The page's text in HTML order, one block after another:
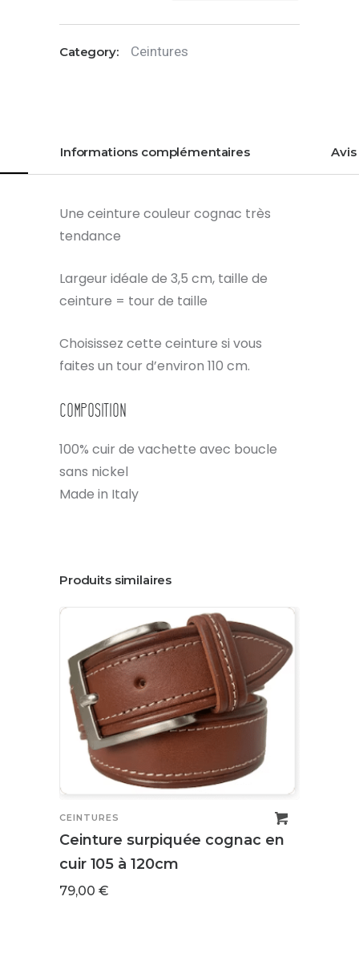
en
Category: Ceintures
Informations complémentaires Avis
Une ceinture couleur cognac très
tendance
Largeur idéale de 3,5 cm, taille de
ceinture = tour de taille
Choisissez cette ceinture si vous
faites un tour d’environ 110 cm.
Composition
100% cuir de vachette avec boucle
sans nickel
Made in Italy
Produits similaires
CEINTURES
Ceinture surpiquée cognac en
cuir 105 à 120cm
79,00 €